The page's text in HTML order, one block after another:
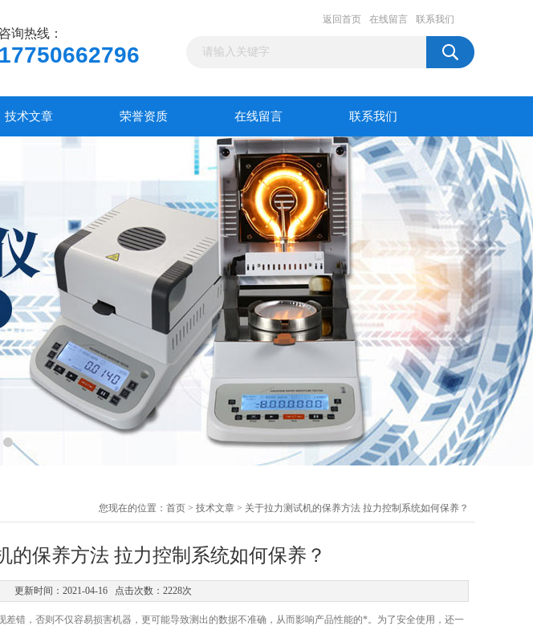
咨询热线：
17750662796
返回首页 在线留言 联系我们
技术文章 荣誉资质 在线留言 联系我们
您现在的位置： 首页 > 技术文章 > 关于拉力测试机的保养方法 拉力控制系统如何保养？
的保养方法 拉力控制系统如何保养？
更新时间：2021-04-16 点击次数：2228次
，否则不仅容易损害机器，更可能导致测出的数据不准确，从而影响产品性能的*。为了安全使用，还一